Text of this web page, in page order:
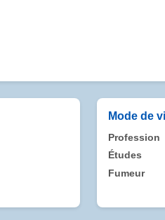
Mode de
Profession
Études
Fumeur